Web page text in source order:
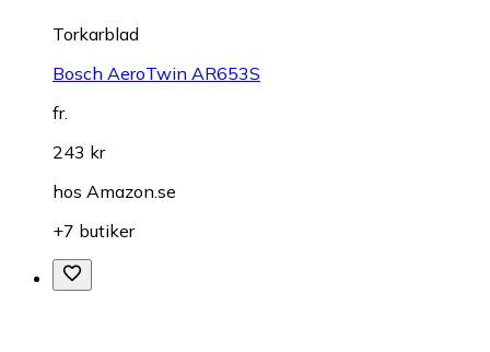
Torkarblad
Bosch AeroTwin AR653S
fr.
243 kr
hos Amazon.se
+7 butiker